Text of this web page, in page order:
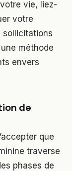
vie, liez-
votre
sollicitations
méthode
envers
de
que
traverse
phases de